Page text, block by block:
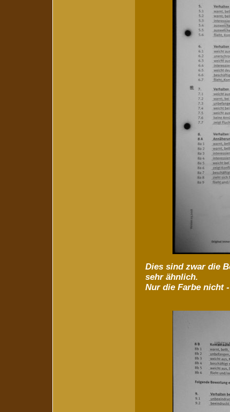
Dies sind zwar die
sehr ähnlich.
Nur die Farbe nicht